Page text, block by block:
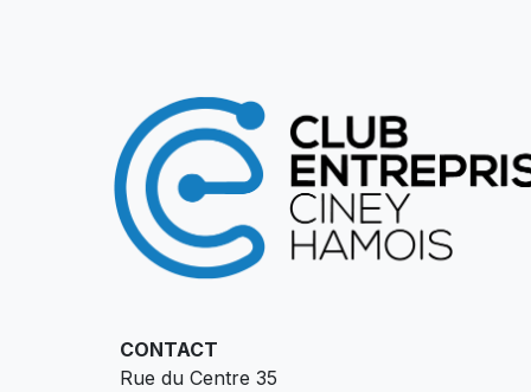
CONTACT
Rue du Centre 35